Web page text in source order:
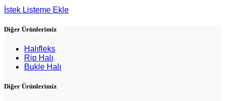
İstek Listeme Ekle
Diğer Ürünlerimiz
Halıfleks
Rip Halı
Bukle Halı
Diğer Ürünlerimiz